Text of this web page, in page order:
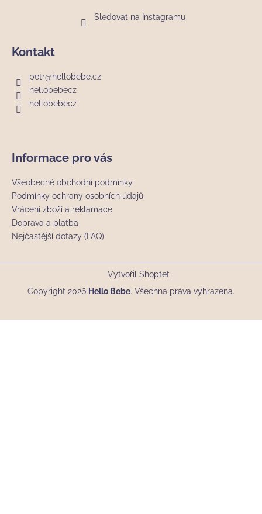
Sledovat na Instagramu
Kontakt
petr@hellobebe.cz
hellobebecz
hellobebecz
Informace pro vás
Všeobecné obchodní podmínky
Podmínky ochrany osobních údajů
Vrácení zboží a reklamace
Doprava a platba
Nejčastější dotazy (FAQ)
Vytvořil Shoptet
Copyright 2026 Hello Bebe. Všechna práva vyhrazena.